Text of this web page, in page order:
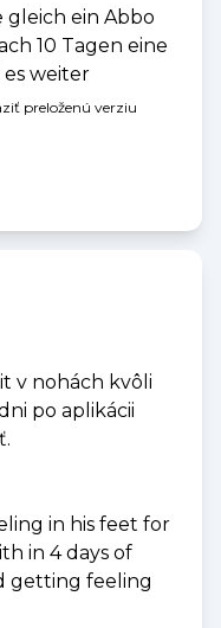
gleich ein Abbo
10 Tagen eine
weiter
preloženú verziu
v nohách kvôli
po aplikácii
in his feet for
in 4 days of
getting feeling